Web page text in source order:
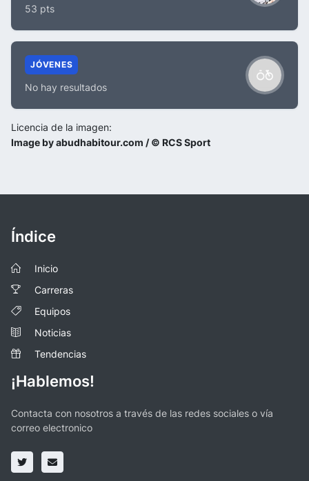
53 pts
JÓVENES
No hay resultados
Licencia de la imagen:
Image by abudhabitour.com / © RCS Sport
Índice
Inicio
Carreras
Equipos
Noticias
Tendencias
¡Hablemos!
Contacta con nosotros a través de las redes sociales o vía
correo electronico